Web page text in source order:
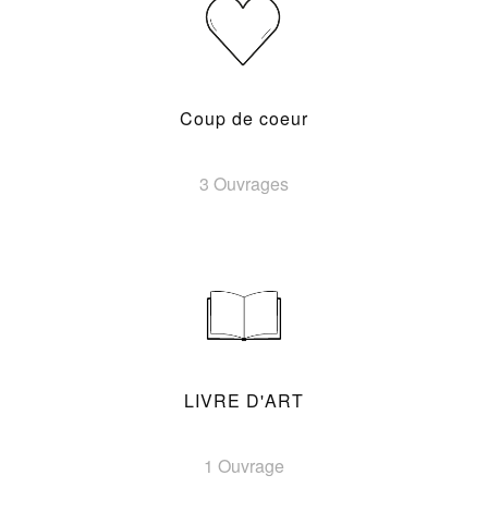
Coup de coeur
3 Ouvrages
LIVRE D'ART
1 Ouvrage